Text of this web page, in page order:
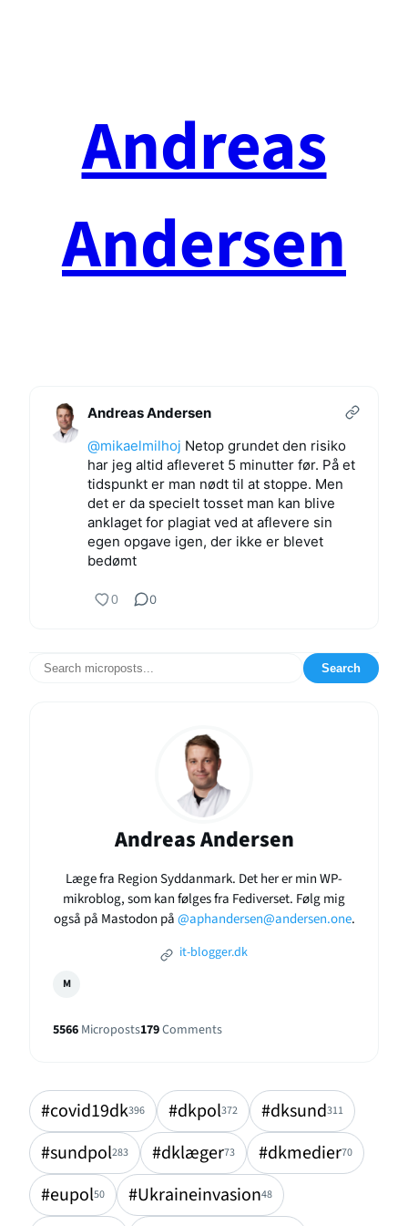
Andreas
Andersen
Andreas Andersen
@mikaelmilhoj Netop grundet den risiko
har jeg altid afleveret 5 minutter før. På et
tidspunkt er man nødt til at stoppe. Men
det er da specielt tosset man kan blive
anklaget for plagiat ved at aflevere sin
egen opgave igen, der ikke er blevet
bedømt
0 0
Search
Andreas Andersen
Læge fra Region Syddanmark. Det her er min WP-
mikroblog, som kan følges fra Fediverset. Følg mig
også på Mastodon på@aphandersen@andersen.one.
it-blogger.dk
M
5566 Microposts179Comments
#covid19dk396 #dkpol372 #dksund311
#sundpol283 #dklæger73 #dkmedier70
#eupol50 #Ukraineinvasion48